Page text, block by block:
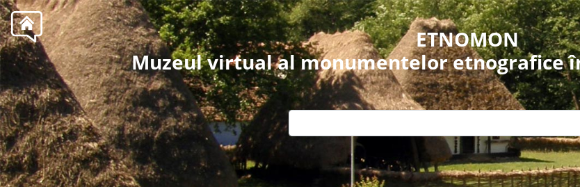
ETNOMON
Muzeul virtual al monumentelor etnografice